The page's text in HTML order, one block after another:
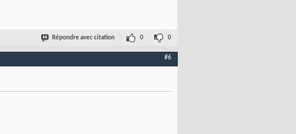
Répondre avec citation 0 0
#6